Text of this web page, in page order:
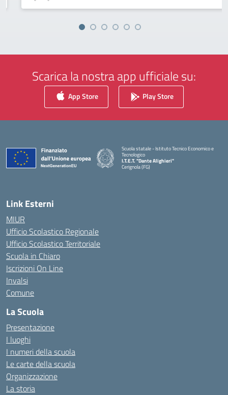
Scarica la nostra app ufficiale su:
App Store Play Store
Scuola statale - Istituto Tecnico Economico e
Tecnologico
I.T.E.T. "Dante Alighieri"
Cerignola (FG)
— Visita la pagina iniziale della scuola
Link Esterni
MIUR
Ufficio Scolastico Regionale
Ufficio Scolastico Territoriale
Scuola in Chiaro
Iscrizioni On Line
Invalsi
Comune
La Scuola
Presentazione
I luoghi
I numeri della scuola
Le carte della scuola
Organizzazione
La storia